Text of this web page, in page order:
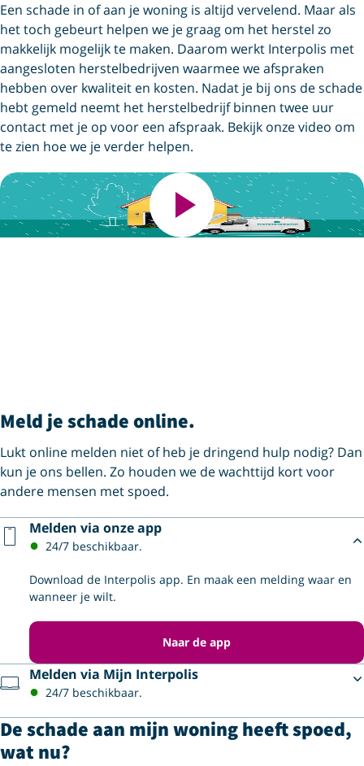
Een schade in of aan je woning is altijd vervelend. Maar als
het toch gebeurt helpen we je graag om het herstel zo
makkelijk mogelijk te maken. Daarom werkt Interpolis met
aangesloten herstelbedrijven waarmee we afspraken
hebben over kwaliteit en kosten. Nadat je bij ons de schade
hebt gemeld neemt het herstelbedrijf binnen twee uur
contact met je op voor een afspraak. Bekijk onze video om
te zien hoe we je verder helpen.
Meld je schade online.
Lukt online melden niet of heb je dringend hulp nodig? Dan
kun je ons bellen. Zo houden we de wachttijd kort voor
andere mensen met spoed.
Melden via onze app
24/7 beschikbaar.
Scan de QR-code via je smartphone
Download de Interpolis app. En maak een melding waar en
wanneer je wilt.
Naar de app
Melden via Mijn Interpolis
24/7 beschikbaar.
De schade aan mijn woning heeft spoed,
wat nu?